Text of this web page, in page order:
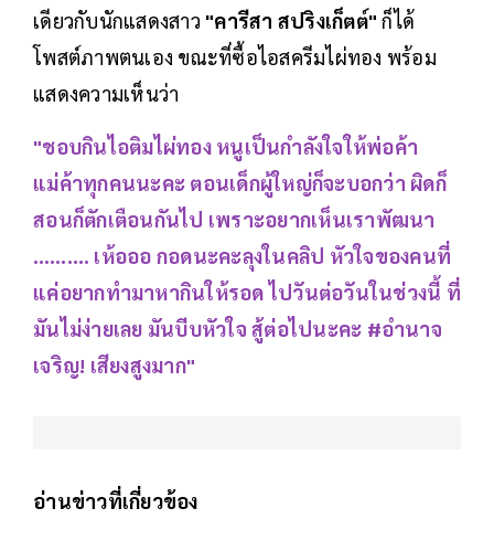
เดียวกับนักแสดงสาว "คารีสา สปริงเก็ตต์"ก็ได้
โพสต์ภาพตนเอง ขณะที่ซื้อไอสครีมไผ่ทอง พร้อม
แสดงความเห็นว่า
"ชอบกินไอติมไผ่ทอง หนูเป็นกำลังใจให้พ่อค้า
แม่ค้าทุกคนนะคะ ตอนเด็กผู้ใหญ่ก็จะบอกว่า ผิดก็
สอนก็ตักเตือนกันไป เพราะอยากเห็นเราพัฒนา
………. เห้อออ กอดนะคะลุงในคลิป หัวใจของคนที่
แค่อยากทำมาหากินให้รอด ไปวันต่อวันในช่วงนี้ ที่
มันไม่ง่ายเลย มันบีบหัวใจ สู้ต่อไปนะคะ #อำนาจ
เจริญ! เสียงสูงมาก"
อ่านข่าวที่เกี่ยวข้อง